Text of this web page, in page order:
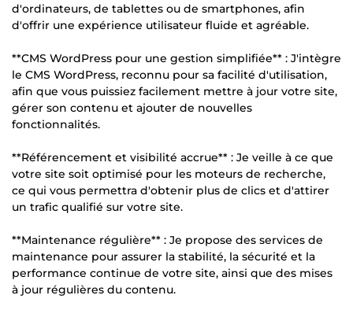
d'ordinateurs, de tablettes ou de smartphones, afin
d'offrir une expérience utilisateur fluide et agréable.
**CMS WordPress pour une gestion simplifiée** : J'intègre
le CMS WordPress, reconnu pour sa facilité d'utilisation,
afin que vous puissiez facilement mettre à jour votre site,
gérer son contenu et ajouter de nouvelles
fonctionnalités.
**Référencement et visibilité accrue** : Je veille à ce que
votre site soit optimisé pour les moteurs de recherche,
ce qui vous permettra d'obtenir plus de clics et d'attirer
un trafic qualifié sur votre site.
**Maintenance régulière** : Je propose des services de
maintenance pour assurer la stabilité, la sécurité et la
performance continue de votre site, ainsi que des mises
à jour régulières du contenu.